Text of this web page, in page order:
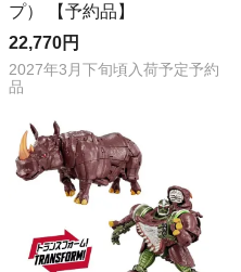
プ） 【予約品】
22,770円
2027年3月下旬頃入荷予定予約
品